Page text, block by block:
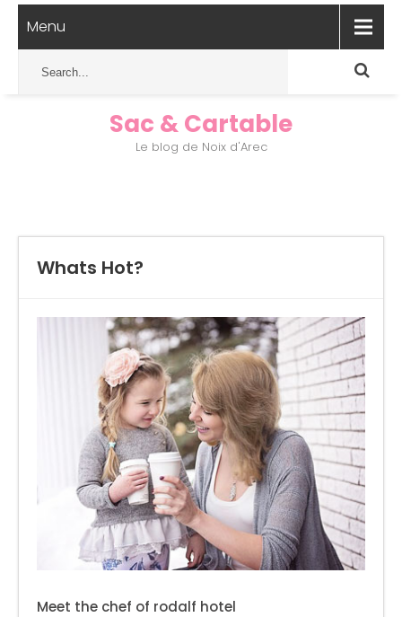
Menu
Sac & Cartable
Le blog de Noix d'Arec
Whats Hot?
Meet the chef of rodalf hotel